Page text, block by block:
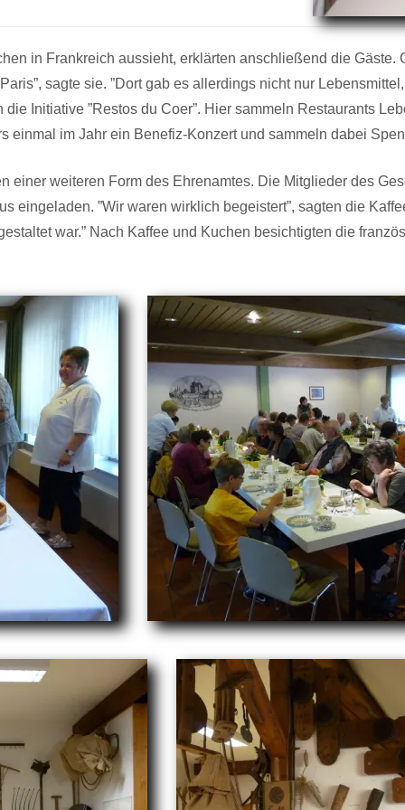
in Frankreich aussieht, erklärten anschließend die
sagte sie. ”Dort gab es allerdings nicht nur
Initiative ”Restos du Coer”. Hier sammeln Restaurants
einmal im Jahr ein Benefiz-Konzert und sammeln dabei
einer weiteren Form des Ehrenamtes. Die Mitglieder des
eingeladen. ”Wir waren wirklich begeistert”, sagten die
war.” Nach Kaffee und Kuchen besichtigten die